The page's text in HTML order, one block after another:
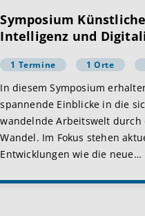
Symposium Künstliche
Intelligenz und
1 Termine 1 Orte
In diesem Symposium
spannende Einblicke in die
wandelnde Arbeitswelt durch
Wandel. Im Fokus stehen
Entwicklungen wie die neue…